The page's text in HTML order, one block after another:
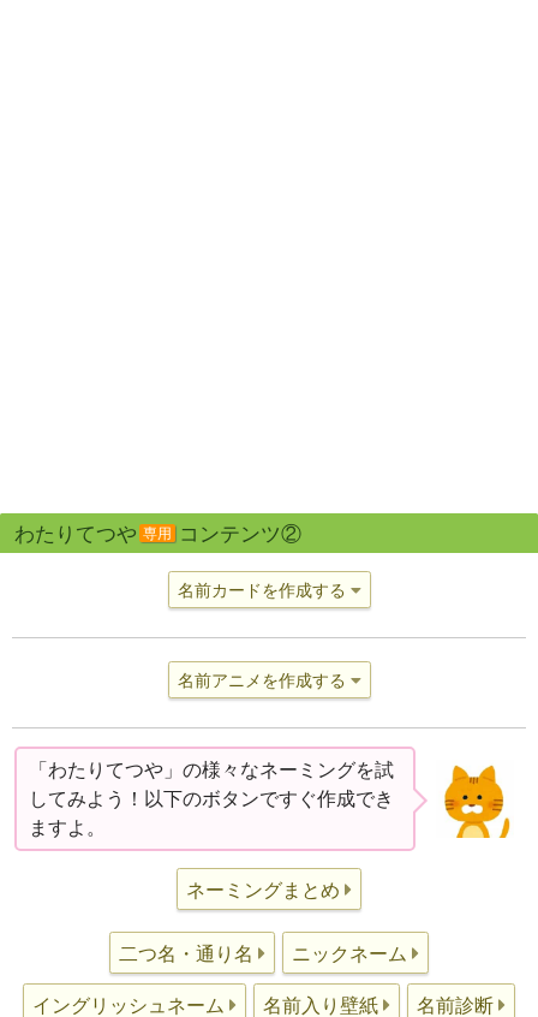
わたりてつや 専用 コンテンツ②
名前カードを作成する
名前アニメを作成する
「わたりてつや」の様々なネーミングを試
してみよう！以下のボタンですぐ作成でき
ますよ。
ネーミングまとめ
二つ名・通り名 ニックネーム
イングリッシュネーム 名前入り壁紙 名前診断